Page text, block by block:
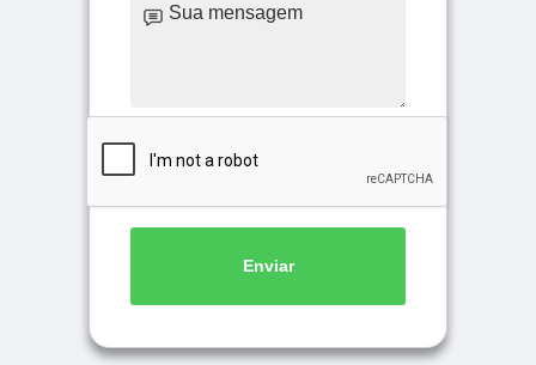
Enviar